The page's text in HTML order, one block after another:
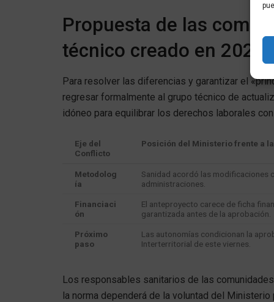
Propuesta de las
técnico creado en 2023
Para resolver las diferencias y garantizar el
regresar formalmente al grupo técnico de
idóneo para equilibrar los derechos laborales
Eje del
Conflicto
Posición del Ministerio frente a
Metodolog
ía
Sanidad acordó las modificaciones
administraciones.
Financiaci
ón
El anteproyecto carece de ficha
garantizada antes de la aprobación.
Próximo
paso
Las autonomías condicionan la
Interterritorial de este viernes.
Los responsables sanitarios de las
la norma dependerá de la voluntad del